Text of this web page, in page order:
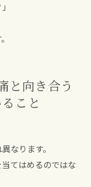
と向き合う
こと
なります。
てはめるのではな